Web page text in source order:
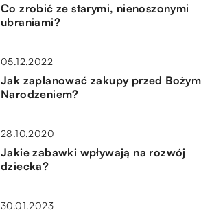
Co zrobić ze starymi, nienoszonymi
ubraniami?
05.12.2022
Jak zaplanować zakupy przed Bożym
Narodzeniem?
28.10.2020
Jakie zabawki wpływają na rozwój
dziecka?
30.01.2023